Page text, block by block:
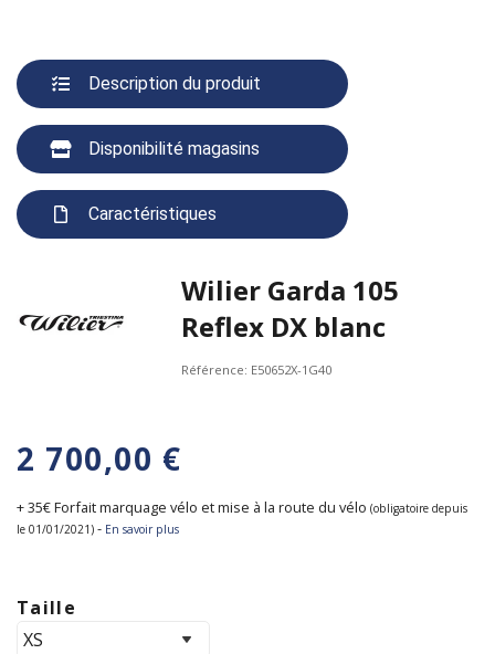
Description du produit
Disponibilité magasins
Caractéristiques
Wilier Garda 105
Reflex DX blanc
Référence: E50652X-1G40
2 700,00 €
+ 35€ Forfait marquage vélo et mise à la route du vélo (obligatoire depuis
le 01/01/2021) - En savoir plus
Taille